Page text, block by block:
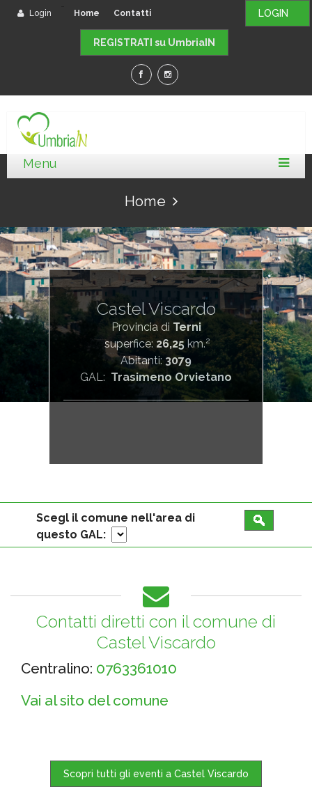
LOGIN
Login Home Contatti
REGISTRATI su UmbriaIN
Home
Castel Viscardo
Provincia di Terni
superfice: 26,25 km.2
Abitanti: 3079
GAL: Trasimeno Orvietano
Scegl il comune nell'area di
questo GAL:
Contatti diretti con il comune di
Castel Viscardo
Centralino: 0763361010
Vai al sito del comune
Scopri tutti gli eventi a Castel Viscardo